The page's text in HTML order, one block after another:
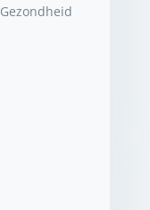
Gezondheid